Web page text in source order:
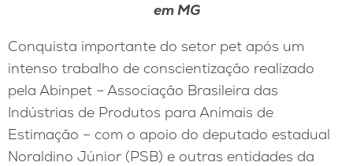
em MG
Conquista importante do setor pet após um
intenso trabalho de conscientização realizado
pela Abinpet – Associação Brasileira das
Indústrias de Produtos para Animais de
Estimação – com o apoio do deputado estadual
Noraldino Júnior (PSB) e outras entidades da